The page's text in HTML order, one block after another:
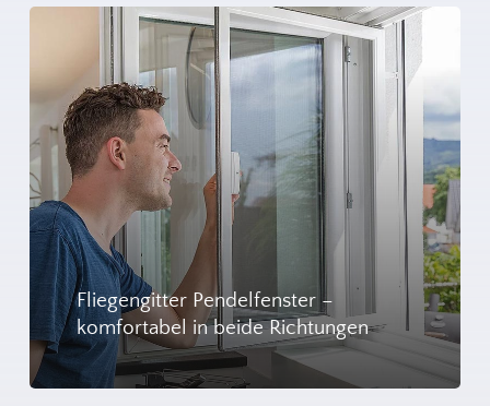
Flexibilität und einfache Installation bietet, punktet
die andere mit Robustheit und Stabilität.
Fliegengitter Pendelfenster –
komfortabel in beide Richtungen